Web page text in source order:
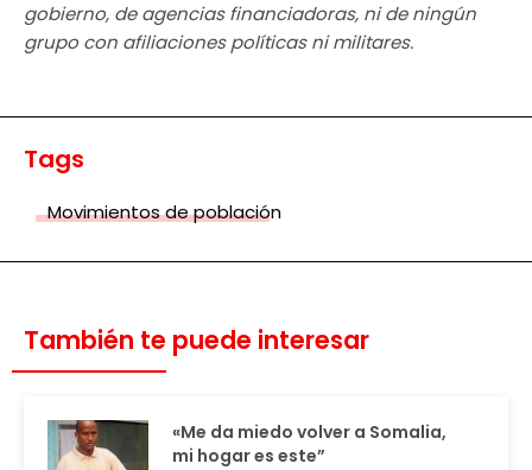
gobierno, de agencias financiadoras, ni de ningún
grupo con afiliaciones políticas ni militares.
Tags
Movimientos de población
También te puede interesar
«Me da miedo volver a Somalia,
mi hogar es este”